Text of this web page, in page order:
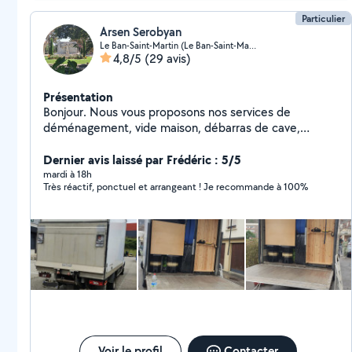
Particulier
Arsen Serobyan
Le Ban-Saint-Martin (Le Ban-Saint-Martin)
4,8/5 (29 avis)
Présentation
Bonjour. Nous vous proposons nos services de
déménagement, vide maison, débarras de cave,
Services haute qualité Prix. Sans surprise caché Pour
plus d'informations pouvez-vous m'appeler Zéro7# 50#
22# 04# 23 Merci
Dernier avis laissé par Frédéric : 5/5
mardi à 18h
Très réactif, ponctuel et arrangeant ! Je recommande à 100%